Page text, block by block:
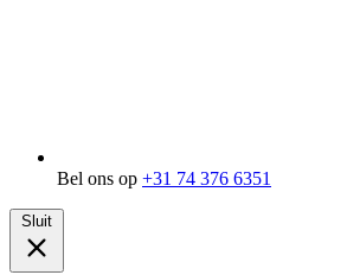
Bel ons op +31 74 376 6351
Sluit